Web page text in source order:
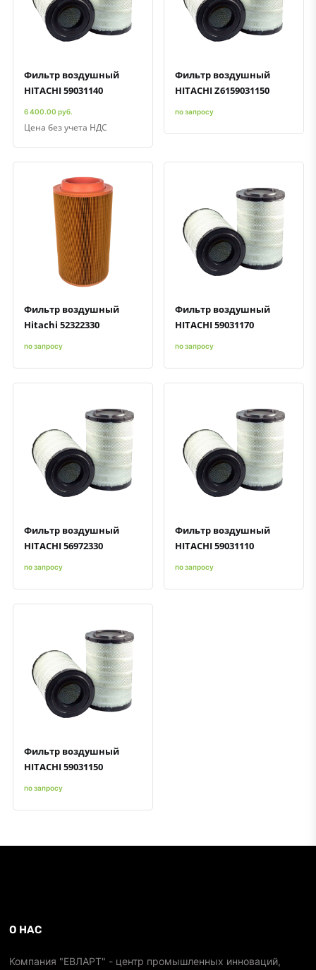
Быстрый просмотрДобавить к сравнению
Добавить в избранное
Фильтр воздушный
HITACHI 59031140
6 400.00 руб.
Цена без учета НДС
Быстрый просмотрДобавить к сравнению
Добавить в избранное
Фильтр воздушный
HITACHI Z6159031150
по запросу
Быстрый просмотрДобавить к сравнению
Добавить в избранное
Фильтр воздушный
Hitachi 52322330
по запросу
Быстрый просмотрДобавить к сравнению
Добавить в избранное
Фильтр воздушный
HITACHI 59031170
по запросу
Быстрый просмотрДобавить к сравнению
Добавить в избранное
Фильтр воздушный
HITACHI 56972330
по запросу
Быстрый просмотрДобавить к сравнению
Добавить в избранное
Фильтр воздушный
HITACHI 59031110
по запросу
Быстрый просмотрДобавить к сравнению
Добавить в избранное
Фильтр воздушный
HITACHI 59031150
по запросу
О НАС
Компания "ЕВЛАРТ" - центр промышленных инноваций,